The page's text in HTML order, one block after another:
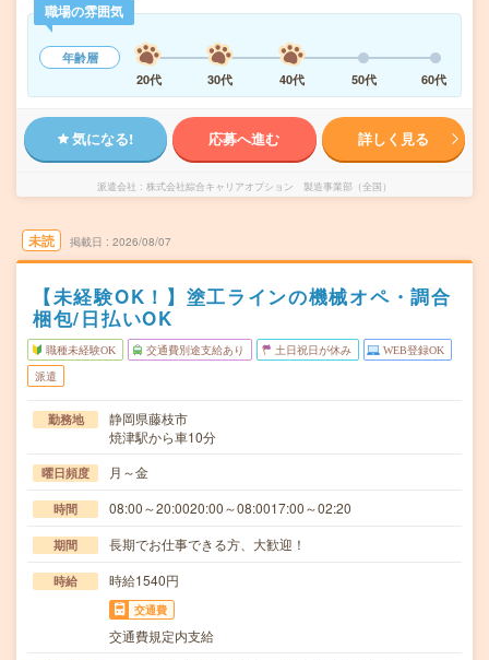
職場の雰囲気
年齢層
20代
30代 40代 50代 60代
気になる! 応募へ進む 詳しく見る
派遣会社 株式会社綜合キャリアオプション 製造事業部（全国）
未読 掲載日 2026/08/07
【未経験OK！】塗工ラインの機械オペ・調合
梱包/日払いOK
職種未経験OK 交通費別途支給あり 土日祝日が休み WEB登録OK
派遣
勤務地
静岡県藤枝市
焼津駅から車10分
曜日頻度 月～金
時間 08:00～20:0020:00～08:0017:00～02:20
期間 長期でお仕事できる方、大歓迎！
時給 時給1540円
交通費
交通費規定内支給